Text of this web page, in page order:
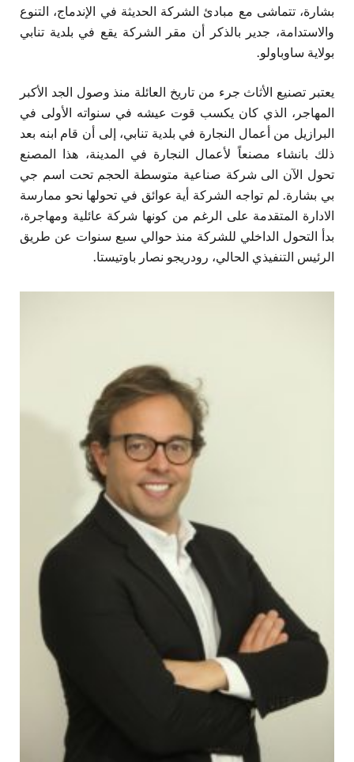
بشارة، تتماشى مع مبادئ الشركة الحديثة في الإندماج، التنوع
والاستدامة، جدير بالذكر أن مقر الشركة يقع في بلدية تنابي
بولاية ساوباولو.
يعتبر تصنيع الأثاث جرء من تاريخ العائلة منذ وصول الجد الأكبر
المهاجر، الذي كان يكسب قوت عيشه في سنواته الأولى في
البرازيل من أعمال النجارة في بلدية تنابي، إلى أن قام ابنه بعد
ذلك بانشاء مصنعاً لأعمال النجارة في المدينة، هذا المصنع
تحول الآن الى شركة صناعية متوسطة الحجم تحت اسم جي
بي بشارة. لم تواجه الشركة أية عوائق في تحولها نحو ممارسة
الادارة المتقدمة على الرغم من كونها شركة عائلية ومهاجرة،
بدأ التحول الداخلي للشركة منذ حوالي سبع سنوات عن طريق
الرئيس التنفيذي الحالي، رودريجو نصار باوتيستا.